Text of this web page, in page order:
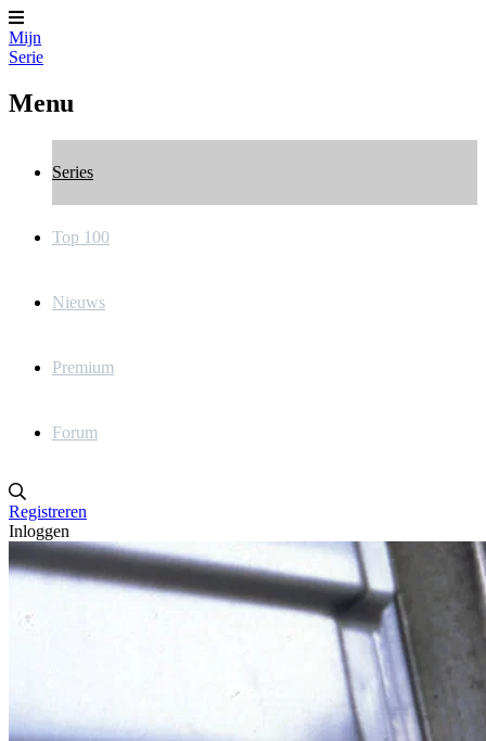
Mijn
Serie
Menu
Series
Top 100
Nieuws
Premium
Forum
Registreren
Inloggen